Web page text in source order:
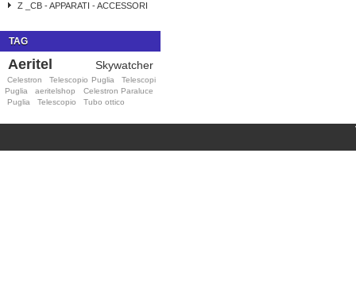
Z _CB - APPARATI - ACCESSORI
TAG
Aeritel Skywatcher
Celestron Telescopio Puglia
Telescopi
Puglia
aeritelshop
Celestron Paraluce
Puglia
Telescopio Tubo ottico